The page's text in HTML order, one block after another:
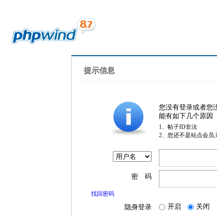
提示信息
您没有登录或者您
能有如下几个原因
1、帖子ID非法
2、您还不是站点会员
密 码
找回密码
隐身登录 开启 关闭